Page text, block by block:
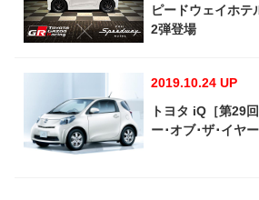
ピードウェイホテ
2弾登場
2019.10.24 UP
トヨタ iQ［第29
ー･オブ･ザ･イヤー